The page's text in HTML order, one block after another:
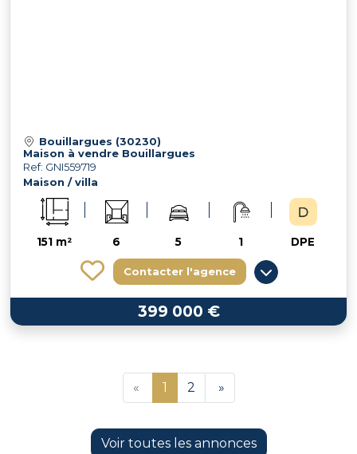
Bouillargues (30230)
Maison à vendre Bouillargues
Ref: GNI559719
Maison / villa
151 m² 6 5 1 DPE
Contacter l'agence
399 000 €
« 1 2 »
Voir toutes les annonces